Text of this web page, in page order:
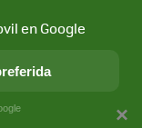
APLICACIONES
×
en Google